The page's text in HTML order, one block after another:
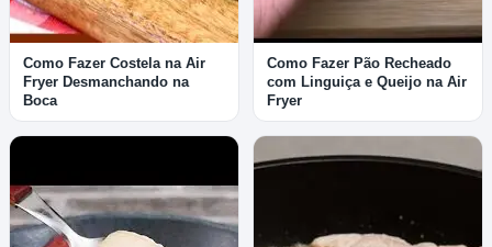
Como Fazer Costela na Air
Fryer Desmanchando na
Boca
Como Fazer Pão Recheado
com Linguiça e Queijo na Air
Fryer